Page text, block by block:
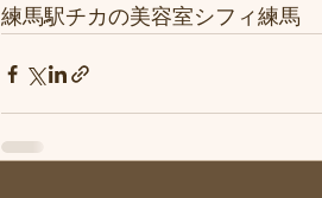
練馬駅チカの美容室シフィ練馬